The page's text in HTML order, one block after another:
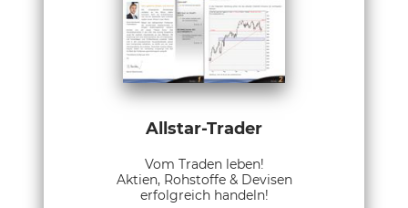
Allstar-Trader
Vom Traden leben!
Aktien, Rohstoffe & Devisen
erfolgreich handeln!